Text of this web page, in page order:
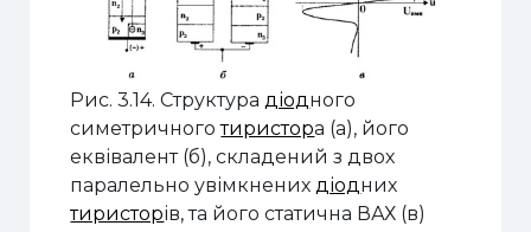
Рис. 3.14. Структура діод ного
симетричноготиристора (а), його
еквівалент (б), складений з двох
паралельно увімкнених діод них
тиристорів, та його статична ВАХ (в)